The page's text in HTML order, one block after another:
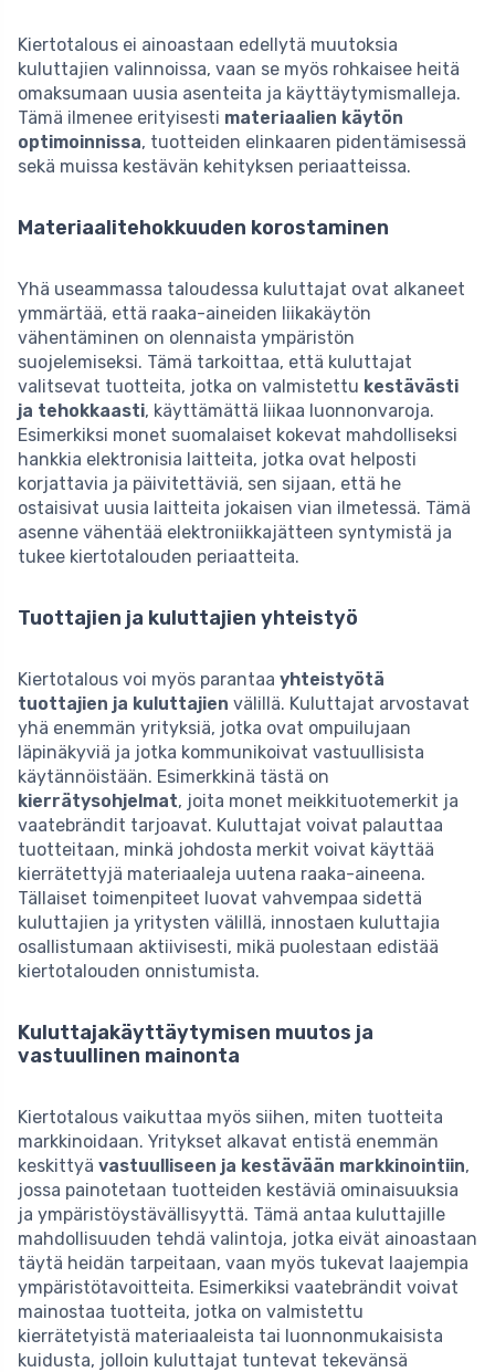
Kiertotalous ei ainoastaan edellytä muutoksia
kuluttajien valinnoissa, vaan se myös rohkaisee heitä
omaksumaan uusia asenteita ja käyttäytymismalleja.
Tämä ilmenee erityisesti materiaalien käytön
optimoinnissa, tuotteiden elinkaaren pidentämisessä
sekä muissa kestävän kehityksen periaatteissa.
Materiaalitehokkuuden korostaminen
Yhä useammassa taloudessa kuluttajat ovat alkaneet
ymmärtää, että raaka-aineiden liikakäytön
vähentäminen on olennaista ympäristön
suojelemiseksi. Tämä tarkoittaa, että kuluttajat
valitsevat tuotteita, jotka on valmistettu kestävästi
ja tehokkaasti, käyttämättä liikaa luonnonvaroja.
Esimerkiksi monet suomalaiset kokevat mahdolliseksi
hankkia elektronisia laitteita, jotka ovat helposti
korjattavia ja päivitettäviä, sen sijaan, että he
ostaisivat uusia laitteita jokaisen vian ilmetessä. Tämä
asenne vähentää elektroniikkajätteen syntymistä ja
tukee kiertotalouden periaatteita.
Tuottajien ja kuluttajien yhteistyö
Kiertotalous voi myös parantaa yhteistyötä
tuottajien ja kuluttajien välillä. Kuluttajat arvostavat
yhä enemmän yrityksiä, jotka ovat ompuilujaan
läpinäkyviä ja jotka kommunikoivat vastuullisista
käytännöistään. Esimerkkinä tästä on
kierrätysohjelmat, joita monet meikkituotemerkit ja
vaatebrändit tarjoavat. Kuluttajat voivat palauttaa
tuotteitaan, minkä johdosta merkit voivat käyttää
kierrätettyjä materiaaleja uutena raaka-aineena.
Tällaiset toimenpiteet luovat vahvempaa sidettä
kuluttajien ja yritysten välillä, innostaen kuluttajia
osallistumaan aktiivisesti, mikä puolestaan edistää
kiertotalouden onnistumista.
Kuluttajakäyttäytymisen muutos ja
vastuullinen mainonta
Kiertotalous vaikuttaa myös siihen, miten tuotteita
markkinoidaan. Yritykset alkavat entistä enemmän
keskittyä vastuulliseen ja kestävään markkinointiin,
jossa painotetaan tuotteiden kestäviä ominaisuuksia
ja ympäristöystävällisyyttä. Tämä antaa kuluttajille
mahdollisuuden tehdä valintoja, jotka eivät ainoastaan
täytä heidän tarpeitaan, vaan myös tukevat laajempia
ympäristötavoitteita. Esimerkiksi vaatebrändit voivat
mainostaa tuotteita, jotka on valmistettu
kierrätetyistä materiaaleista tai luonnonmukaisista
kuidusta, jolloin kuluttajat tuntevat tekevänsä